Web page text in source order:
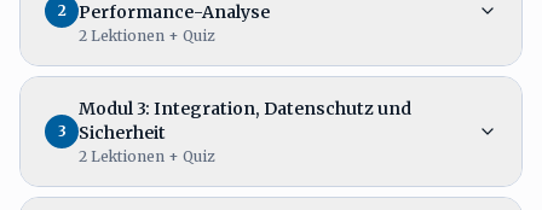
2
Performance-Analyse
2 Lektionen + Quiz
3
Modul 3: Integration, Datenschutz und
Sicherheit
2 Lektionen + Quiz